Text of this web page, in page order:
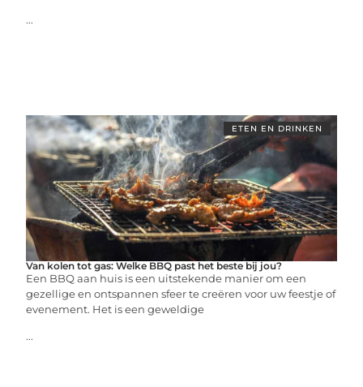
...
ETEN EN DRINKEN
Van kolen tot gas: Welke BBQ past het beste bij jou?
Een BBQ aan huis is een uitstekende manier om een
gezellige en ontspannen sfeer te creëren voor uw feestje of
evenement. Het is een geweldige
...